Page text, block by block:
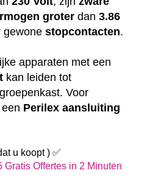
groter dan 3.86
gewone stopcontacten.
apparaten met een
kan leiden tot
Voor
Perilex aansluiting
u koopt ) ✅
Offertes in 2 Minuten